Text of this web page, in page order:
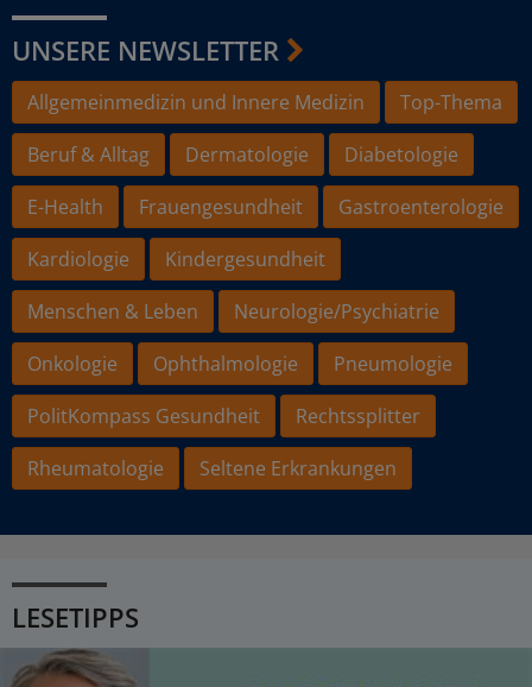
UNSERE NEWSLETTER
Allgemeinmedizin und Innere Medizin
Top-Thema
Beruf & Alltag
Dermatologie
Diabetologie
E-Health
Frauengesundheit
Gastroenterologie
Kardiologie
Kindergesundheit
Menschen & Leben
Neurologie/Psychiatrie
Onkologie
Ophthalmologie
Pneumologie
PolitKompass Gesundheit
Rechtssplitter
Rheumatologie
Seltene Erkrankungen
LESETIPPS